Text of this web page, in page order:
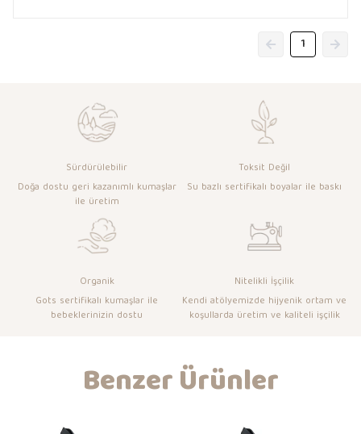
1
Sürdürülebilir
Doğa dostu geri kazanımlı kumaşlar
ile üretim
Toksit Değil
Su bazlı sertifikalı boyalar ile baskı
Organik
Gots sertifikalı kumaşlar ile
bebeklerinizin dostu
Nitelikli İşçilik
Kendi atölyemizde hijyenik ortam ve
koşullarda üretim ve kaliteli işçilik
Benzer Ürünler